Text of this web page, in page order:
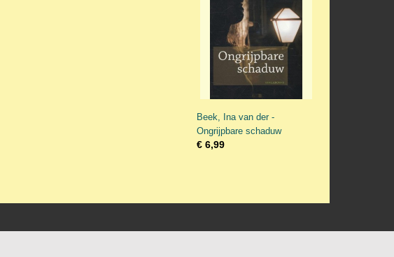
Beek, Ina van der -
Ongrijpbare schaduw
€ 6,99